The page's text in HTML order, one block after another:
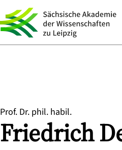
Prof. Dr. phil. habil.
Friedrich